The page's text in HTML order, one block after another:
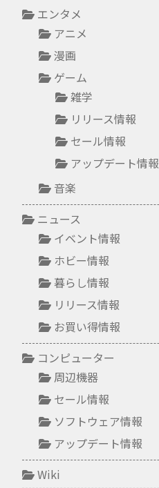
エンタメ
アニメ
漫画
ゲーム
雑学
リリース情報
セール情報
アップデート情報
音楽
ニュース
イベント情報
ホビー情報
暮らし情報
リリース情報
お買い得情報
コンピューター
周辺機器
セール情報
ソフトウェア情報
アップデート情報
Wiki